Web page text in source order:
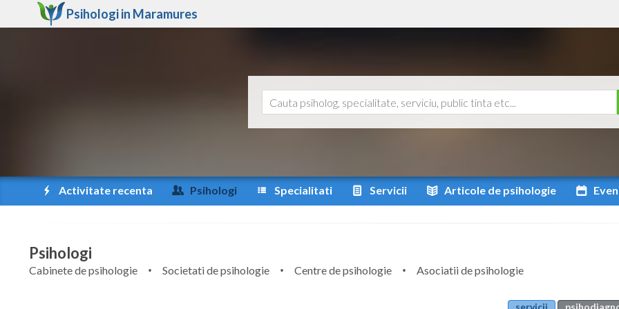
Psihologi in Maramures
Activitate recenta Psihologi Specialitati Servicii Articole de psihologie
Psihologi
Cabinete de psihologie Societati de psihologie Centre de psihologie
Asociatii de psihologie
servicii